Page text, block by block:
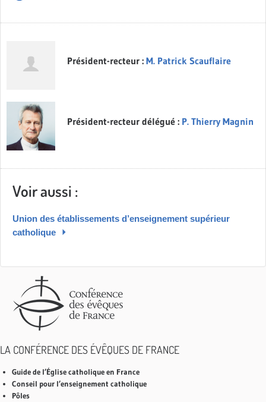
Président-recteur : M. Patrick Scauflaire
Président-recteur délégué : P. Thierry Magnin
Voir aussi :
Union des établissements d’enseignement supérieur
catholique
LA CONFÉRENCE DES ÉVÊQUES DE FRANCE
Guide de l’Église catholique en France
Conseil pour l’enseignement catholique
Pôles